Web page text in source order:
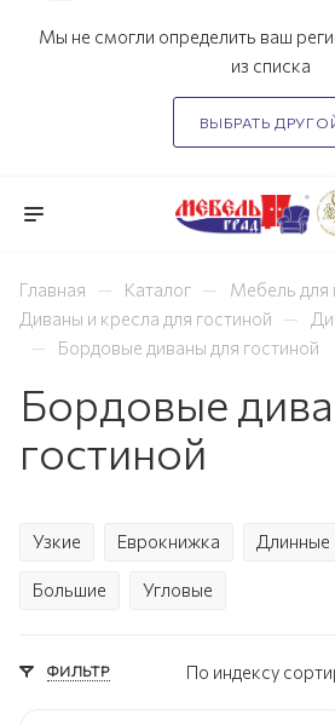
Мы не смогли определить ваш
из списка
ВЫБРАТЬ
Главная — Каталог — Мебель для
Диваны и кресла для гостиной —
— Бордовые диваны для гостиной
Бордовые
гостиной
Узкие Еврокнижка Длинные
Большие Угловые
ФИЛЬТР По индексу